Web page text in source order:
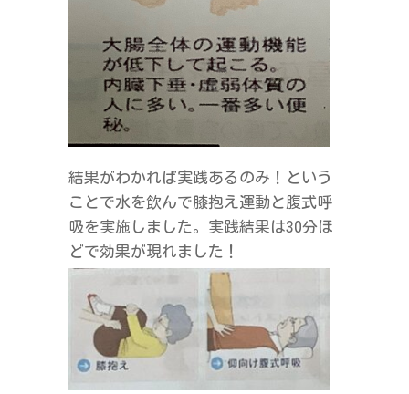
結果がわかれば実践あるのみ！という
ことで水を飲んで膝抱え運動と腹式呼
吸を実施しました。実践結果は30分ほ
どで効果が現れました！